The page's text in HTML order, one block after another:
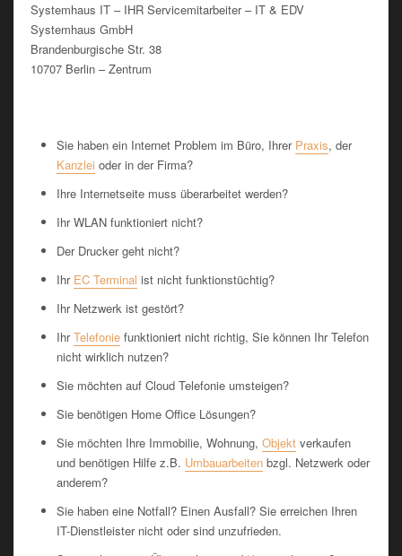
Systemhaus IT – IHR Servicemitarbeiter – IT & EDV
Systemhaus GmbH
Brandenburgische Str. 38
10707 Berlin – Zentrum
Sie haben ein Internet Problem im Büro, Ihrer Praxis, der
Kanzlei oder in der Firma?
Ihre Internetseite muss überarbeitet werden?
Ihr WLAN funktioniert nicht?
Der Drucker geht nicht?
Ihr EC Terminal ist nicht funktionstüchtig?
Ihr Netzwerk ist gestört?
IhrTelefonie funktioniert nicht richtig, Sie können Ihr Telefon
nicht wirklich nutzen?
Sie möchten auf Cloud Telefonie umsteigen?
Sie benötigen Home Office Lösungen?
Sie möchten Ihre Immobilie, Wohnung,Objekt verkaufen
und benötigen Hilfe z.B. Umbauarbeiten bzgl. Netzwerk oder
anderem?
Sie haben eine Notfall? Einen Ausfall? Sie erreichen Ihren
IT-Dienstleister nicht oder sind unzufrieden.